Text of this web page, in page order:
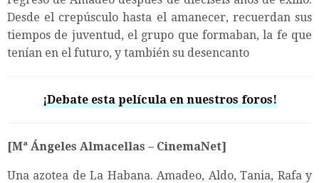
Desde el crepúsculo hasta el amanecer, recuerdan sus
tiempos de juventud, el grupo que formaban, la fe que
tenían en el futuro, y también su desencanto
¡Debate esta película en nuestros foros!
[Mª Ángeles Almacellas – CinemaNet]
Una azotea de La Habana. Amadeo, Aldo, Tania, Rafa y